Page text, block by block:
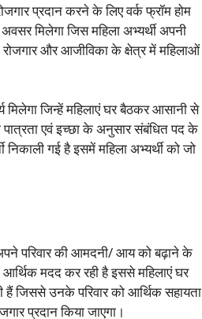
प्रदान करने के लिए वर्क फ्रॉम होम
मिलेगा जिस महिला अभ्यर्थी अपनी
और आजीविका के क्षेत्र में महिलाओं
मिलेगा जिन्हें महिलाएं घर बैठकर आसानी से
एवं इच्छा के अनुसार संबंधित पद के
गई है इसमें महिला अभ्यर्थी को जो
परिवार की आमदनी/ आय को बढ़ाने के
मदद कर रही है इससे महिलाएं घर
जिससे उनके परिवार को आर्थिक सहायता
प्रदान किया जाएगा।